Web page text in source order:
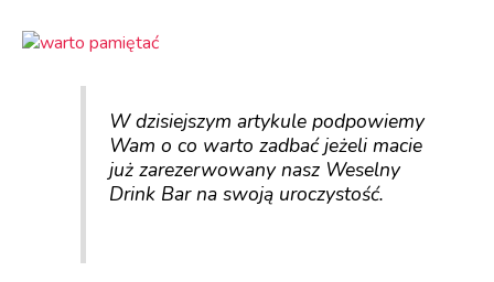
W dzisiejszym artykule podpowiemy
Wam o co warto zadbać jeżeli macie
już zarezerwowany nasz Weselny
Drink Bar na swoją uroczystość.